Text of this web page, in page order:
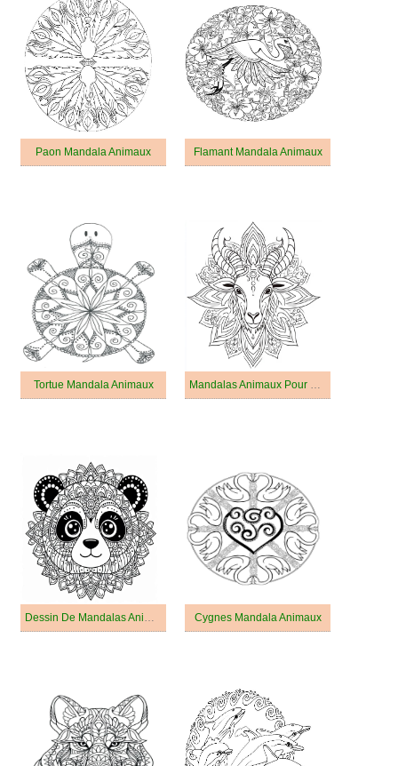
Paon Mandala Animaux Flamant Mandala Animaux
Tortue Mandala Animaux Mandalas Animaux Pour Les Enfants De 5 An
Dessin De Mandalas Animaux Pour Enfants Cygnes Mandala Animaux